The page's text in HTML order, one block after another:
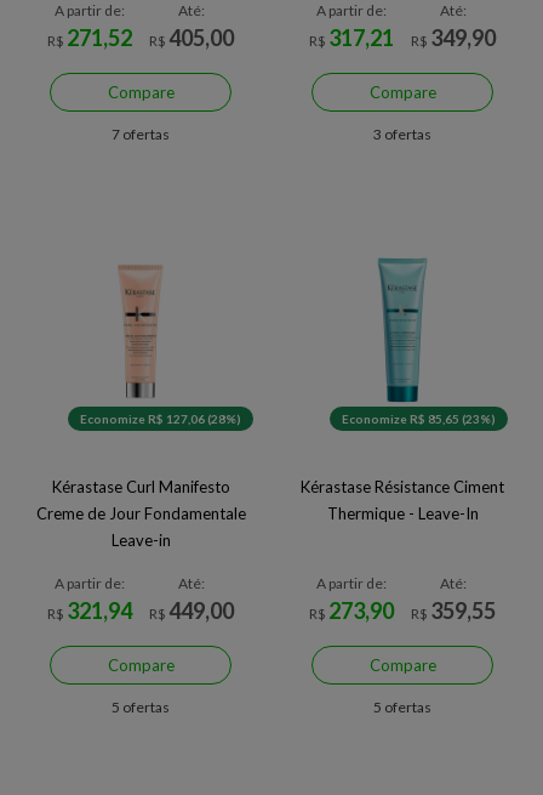
A partir de:
R$ 271,52
Até:
R$ 405,00
Compare
7 ofertas
A partir de:
R$ 317,21
Até:
R$ 349,90
Compare
3 ofertas
Economize R$ 127,06 (28%)
Kérastase Curl Manifesto
Creme de Jour Fondamentale
Leave-in
A partir de:
R$ 321,94
Até:
R$ 449,00
Compare
5 ofertas
Economize R$ 85,65 (23%)
Kérastase Résistance Ciment
Thermique - Leave-In
A partir de:
R$ 273,90
Até:
R$ 359,55
Compare
5 ofertas